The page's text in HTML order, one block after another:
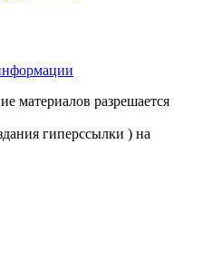
материалов разрешается
гиперссылки ) на